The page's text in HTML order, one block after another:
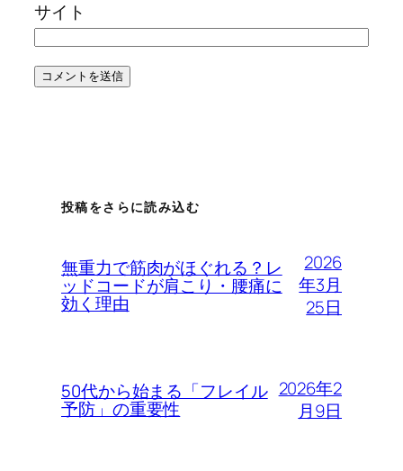
サイト
投稿をさらに読み込む
無重力で筋肉がほぐれる？レ
ッドコードが肩こり・腰痛に
効く理由
2026
年3月
25日
50代から始まる「フレイル
予防」の重要性
2026年2
月9日